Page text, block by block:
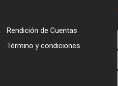
Rendición de Cuentas
Término y condiciones